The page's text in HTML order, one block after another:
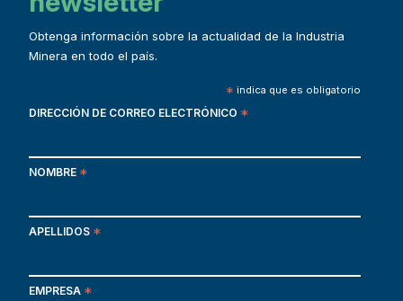
Obtenga información sobre la actualidad de la Industria
Minera en todo el país.
* indica que es obligatorio
DIRECCIÓN DE CORREO ELECTRÓNICO *
NOMBRE *
APELLIDOS *
EMPRESA *